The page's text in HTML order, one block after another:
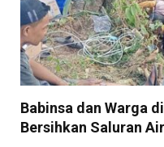
Babinsa dan Warga
Bersihkan Saluran